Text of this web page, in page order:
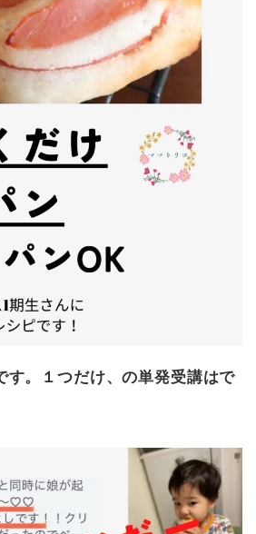
す。１つだけ、の単発受講はで